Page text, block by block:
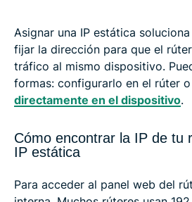
Asignar una IP estática
fijar la dirección para que el
tráfico al mismo dispositivo.
formas: configurarlo en el rúter o
directamente en el dispositivo.
Cómo encontrar la IP de tu
IP estática
Para acceder al panel web del